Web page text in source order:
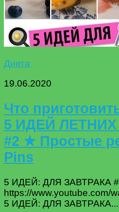
Диета
19.06.2020
Что
5 ИДЕЙ
#2 ★ Простые
Pins
5 ИДЕЙ: ДЛЯ ЗАВТРАКА
https://www.youtube.com/
5 ИДЕЙ: ДЛЯ ЗАВТРАКА...